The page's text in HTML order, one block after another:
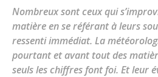
Nombreux sont ceux qui
matière en se référant à leurs
ressenti immédiat. La
pourtant et avant tout des
seuls les chiffres font foi. Et leur